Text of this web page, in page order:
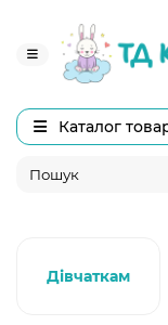
Каталог
Дівчаткам